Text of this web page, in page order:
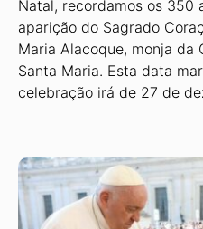
Natal, recordamos os 350
aparição do Sagrado
Maria Alacoque, monja da
Santa Maria. Esta data
celebração irá de 27 de